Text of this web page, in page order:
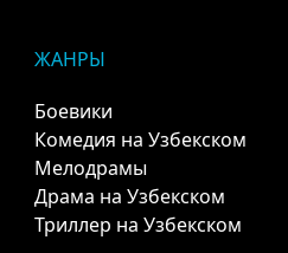
ЖАНРЫ
Боевики
Комедия на Узбекском
Мелодрамы
Драма на Узбекском
Триллер на Узбекском